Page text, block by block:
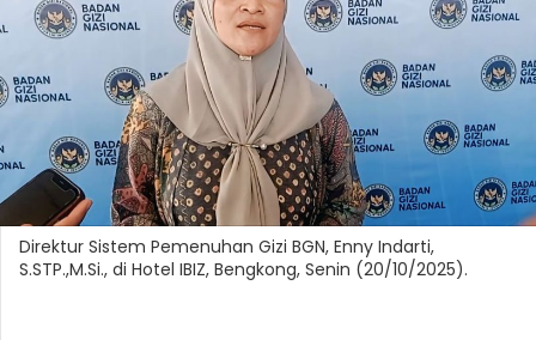
Direktur Sistem Pemenuhan Gizi BGN, Enny Indarti,
S.STP.,M.Si., di Hotel IBIZ, Bengkong, Senin (20/10/2025).